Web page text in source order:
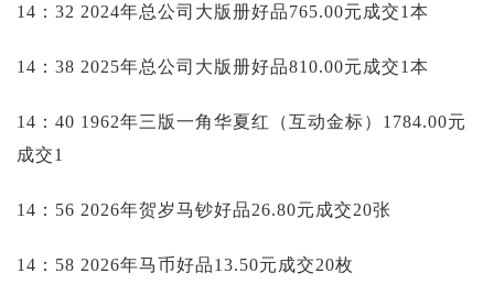
14：32 2024年总公司大版册好品765.00元成交1本
14：38 2025年总公司大版册好品810.00元成交1本
14：40 1962年三版一角华夏红（互动金标）1784.00元
成交1
14：56 2026年贺岁马钞好品26.80元成交20张
14：58 2026年马币好品13.50元成交20枚